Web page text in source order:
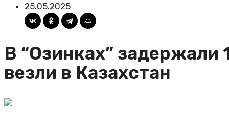
25.05.2025
В “Озинках”
везли в Казахстан